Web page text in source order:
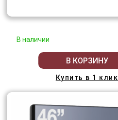
В наличии
В КОРЗИНУ
Купить в 1 клик